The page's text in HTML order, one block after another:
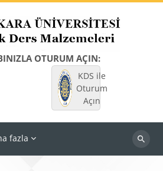
OTURUM AÇIN:
KDS ile
Oturum
Açın
fazla
Dersleri